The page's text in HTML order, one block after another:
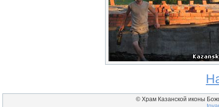
© Храм Казанской иконы